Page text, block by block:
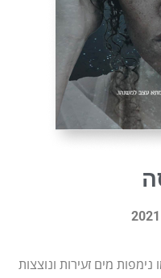
מים זעירות ונוצצות